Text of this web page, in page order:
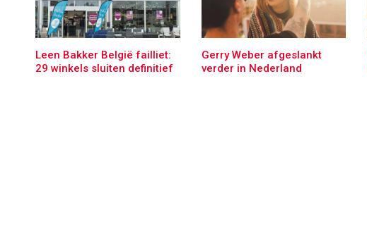
Leen Bakker België failliet:
29 winkels sluiten definitief
Gerry Weber afgeslankt
verder in Nederland